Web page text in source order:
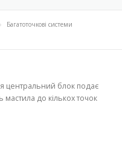
Багатоточкові системи
центральний блок подає
мастила до кількох точок